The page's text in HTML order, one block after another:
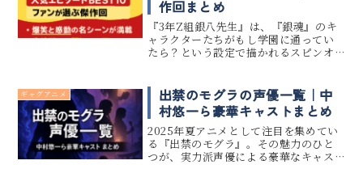
作回まとめ
『3年Z組銀八先生』は、『銀魂』のキ
ャラクターたちがもし学園に通ってい
たら？という設定で描かれるスピンオ
ドは、ファンの間で長く愛されていま
す。この記事では、ファンの口コミ...
ギャグアニメ
出禁のモグラの声優一覧｜中
村悠一ら豪華キャストまとめ
2025年夏アニメとして注目を集めてい
る『出禁のモグラ』。その魅力のひと
つが、実力派声優による豪華なキャス